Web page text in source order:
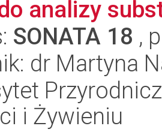
analizy
SONATA 18 ,
dr Martyna
i Żywieniu